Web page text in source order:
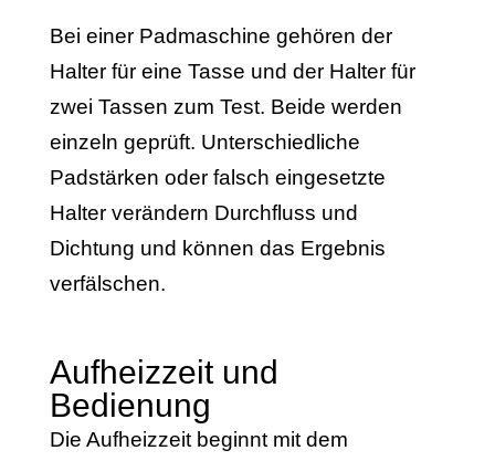
Bei einer Padmaschine gehören der
Halter für eine Tasse und der Halter für
zwei Tassen zum Test. Beide werden
einzeln geprüft. Unterschiedliche
Padstärken oder falsch eingesetzte
Halter verändern Durchfluss und
Dichtung und können das Ergebnis
verfälschen.
Aufheizzeit und
Bedienung
Die Aufheizzeit beginnt mit dem